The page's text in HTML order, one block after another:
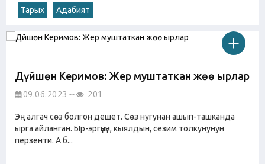
Тарых Адабият
Дүйшөн Керимов: Жер муштаткан жөө ырлар
09.06.2023 201
Эң алгач сөз болгон дешет. Сөз нугунан ашып-ташканда
ырга айланган. Ыр-эргүүнүн, кыялдын, сезим толкунунун
перзенти. А б...